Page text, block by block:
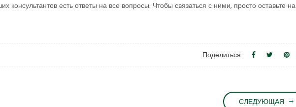
консультантов есть ответы на все вопросы. Чтобы связаться с ними, просто оставьте на
Поделиться
СЛЕДУЮЩАЯ